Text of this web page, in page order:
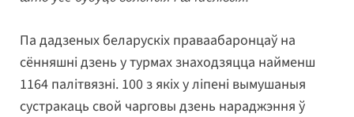
Па дадзеных беларускіх праваабаронцаў на
сённяшні дзень у турмах знаходзяцца найменш
1164 палітвязні. 100 з якіх у ліпені вымушаныя
сустракаць свой чарговы дзень нараджэння ў